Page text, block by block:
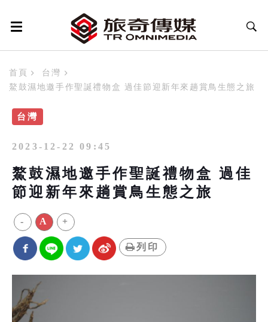
首頁
台灣
鰲鼓濕地邀手作聖誕禮物盒 過佳節迎新年來趟賞鳥生態之旅
台灣
2023-12-22 09:45
鰲鼓濕地邀手作聖誕禮物盒 過佳
節迎新年來趟賞鳥生態之旅
- A +
列印